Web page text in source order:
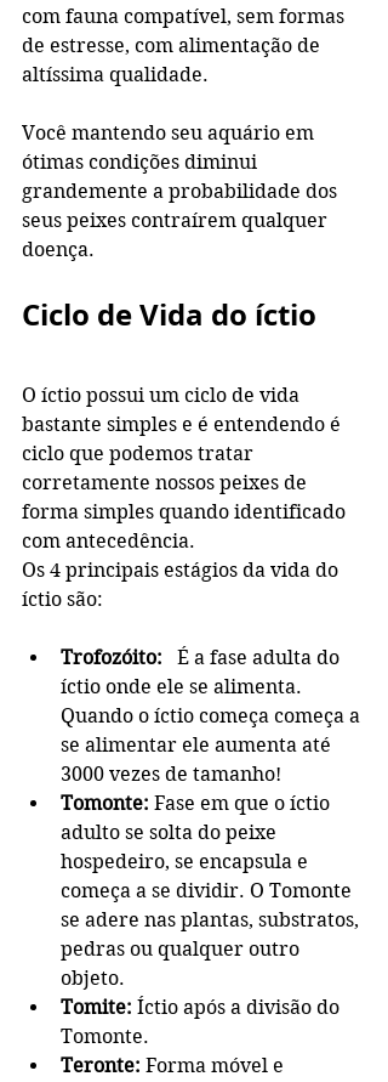
com fauna compatível, sem formas
de estresse, com alimentação de
altíssima qualidade.
Você mantendo seu aquário em
ótimas condições diminui
grandemente a probabilidade dos
seus peixes contraírem qualquer
doença.
Ciclo de Vida do íctio
O íctio possui um ciclo de vida
bastante simples e é entendendo é
ciclo que podemos tratar
corretamente nossos peixes de
forma simples quando identificado
com antecedência.
Os 4 principais estágios da vida do
íctio são:
Trofozóito: É a fase adulta do
íctio onde ele se alimenta.
Quando o íctio começa começa a
se alimentar ele aumenta até
3000 vezes de tamanho!
Tomonte: Fase em que o íctio
adulto se solta do peixe
hospedeiro, se encapsula e
começa a se dividir. O Tomonte
se adere nas plantas, substratos,
pedras ou qualquer outro
objeto.
Tomite: Íctio após a divisão do
Tomonte.
Teronte: Forma móvel e